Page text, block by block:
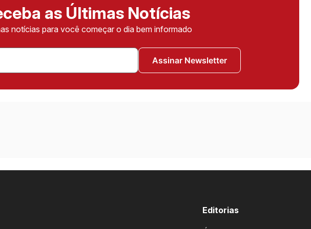
as Últimas Notícias
notícias para você começar o dia bem informado
Assinar Newsletter
Editorias